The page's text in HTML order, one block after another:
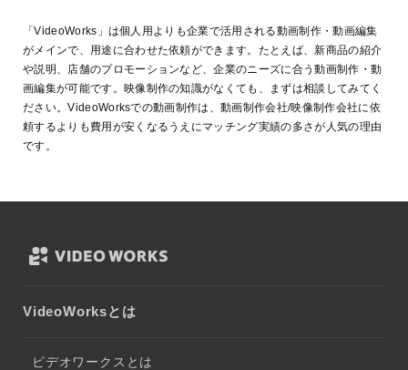
「VideoWorks」は個人用よりも企業で活用される動画制作・動画編集
がメインで、用途に合わせた依頼ができます。たとえば、新商品の紹介
や説明、店舗のプロモーションなど、企業のニーズに合う動画制作・動
画編集が可能です。映像制作の知識がなくても、まずは相談してみてく
ださい。VideoWorksでの動画制作は、動画制作会社/映像制作会社に依
頼するよりも費用が安くなるうえにマッチング実績の多さが人気の理由
です。
VideoWorksとは
ビデオワークスとは